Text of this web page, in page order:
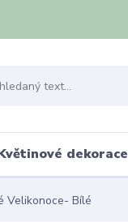
dekorace
Velikonoce- Bílé